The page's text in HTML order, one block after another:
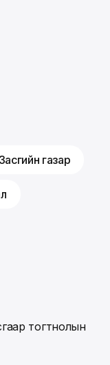
Засгийн газар
тогтнолын